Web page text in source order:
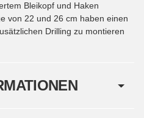
Bleikopf und Haken
von 22 und 26 cm haben einen
Drilling zu montieren